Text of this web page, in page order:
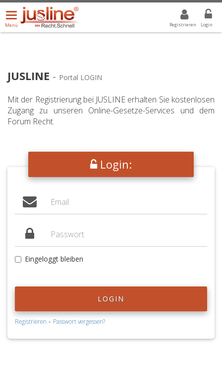
Registrieren Login
Menü
öffnen/schließen
Menü
ALLE DROPDOWN: GEWÄHLTER WERT IST ALLE
JUSLINE - Portal LOGIN
Mit der Registrierung bei JUSLINE erhalten Sie kostenlosen
Zugang zu unseren Online-Gesetze-Services und dem
Forum Recht.
Login:
Eingeloggt bleiben
LOGIN
Registrieren - Passwort vergessen?